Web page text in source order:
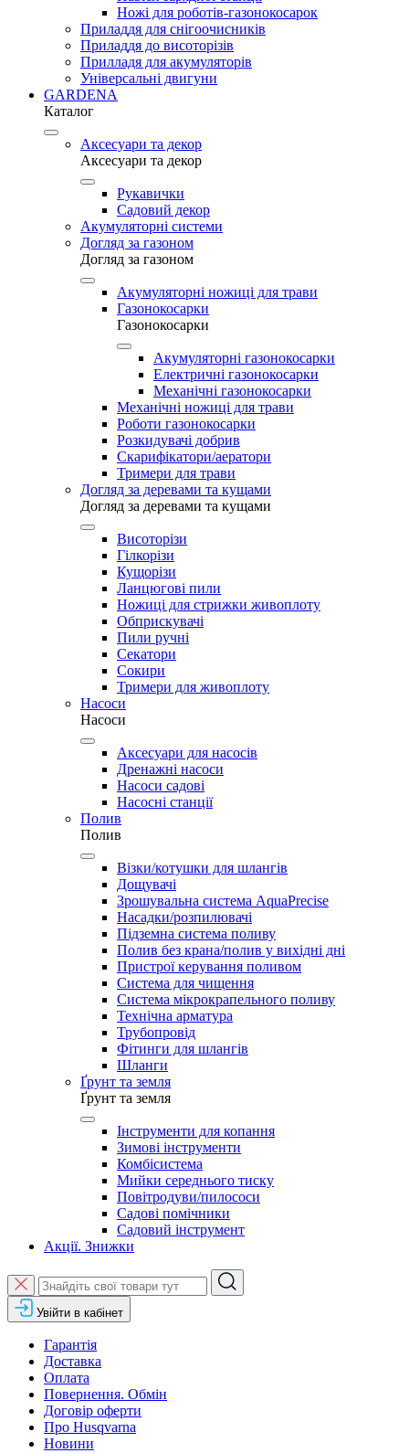
Ножі для роботів-газонокосарок
Приладдя для снігоочисників
Приладдя до висоторізів
Прилладя для акумуляторів
Універсальні двигуни
GARDENA
Каталог
Аксесуари та декор
Аксесуари та декор
Рукавички
Садовий декор
Акумуляторні системи
Догляд за газоном
Догляд за газоном
Акумуляторні ножиці для трави
Газонокосарки
Газонокосарки
Акумуляторні газонокосарки
Електричні газонокосарки
Механічні газонокосарки
Механічні ножиці для трави
Роботи газонокосарки
Розкидувачі добрив
Скарифікатори/аератори
Тримери для трави
Догляд за деревами та кущами
Догляд за деревами та кущами
Висоторізи
Гілкорізи
Кущорізи
Ланцюгові пили
Ножиці для стрижки живоплоту
Обприскувачі
Пили ручні
Секатори
Сокири
Тримери для живоплоту
Насоси
Насоси
Аксесуари для насосів
Дренажні насоси
Насоси садові
Насосні станції
Полив
Полив
Візки/котушки для шлангів
Дощувачі
Зрошувальна система AquaPrecise
Насадки/розпилювачі
Підземна система поливу
Полив без крана/полив у вихідні дні
Пристрої керування поливом
Система для чищення
Система мікрокрапельного поливу
Технічна арматура
Трубопровід
Фітинги для шлангів
Шланги
Ґрунт та земля
Ґрунт та земля
Інструменти для копання
Зимові інструменти
Комбісистема
Мийки середнього тиску
Повітродуви/пилососи
Садові помічники
Садовий інструмент
Акції. Знижки
Увійти в кабінет
Гарантія
Доставка
Оплата
Повернення. Обмін
Договір оферти
Про Husqvarna
Новини